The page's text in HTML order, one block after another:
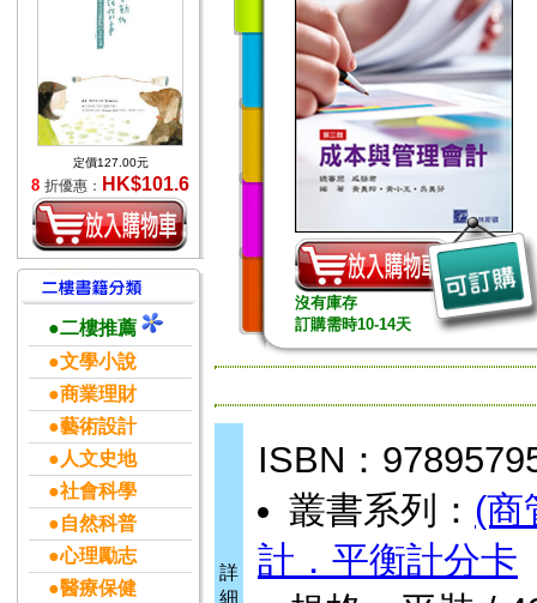
定價127.00元
8 折優惠： HK$101.6
●二樓推薦
●文學小說
●商業理財
●藝術設計
●人文史地
●社會科學
●自然科普
●心理勵志
●醫療保健
沒有庫存
訂購需時10-14天
詳
細
ISBN：
叢書系列： (商
計．平衡計分卡